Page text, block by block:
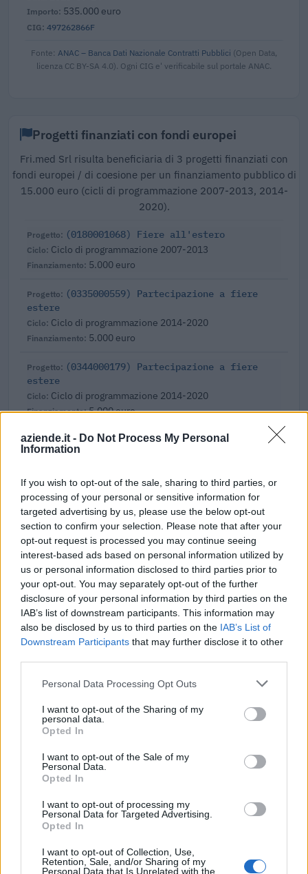
aziende.it - Do Not Process My Personal
Information
If you wish to opt-out of the sale, sharing to third parties, or
processing of your personal or sensitive information for
targeted advertising by us, please use the below opt-out
section to confirm your selection. Please note that after your
opt-out request is processed you may continue seeing
interest-based ads based on personal information utilized by
us or personal information disclosed to third parties prior to
your opt-out. You may separately opt-out of the further
disclosure of your personal information by third parties on the
IAB’s list of downstream participants. This information may
also be disclosed by us to third parties on the IAB’s List of
Downstream Participants that may further disclose it to other
Personal Data Processing Opt Outs
I want to opt-out of the Sharing of my
personal data.
Opted In
I want to opt-out of the Sale of my
Personal Data.
Opted In
I want to opt-out of processing my
Personal Data for Targeted Advertising.
Opted In
I want to opt-out of Collection, Use,
Retention, Sale, and/or Sharing of my
Personal Data that Is Unrelated with the
497262866F
535.000 euro
Fonte: ANAC – Banca Dati Nazionale Contratti Pubblici (Open Data,
licenza CC BY-SA 4.0). Ogni CIG e' verificabile sul portale ANAC.
Progetti finanziati con fondi europei
Fri.med Srl risulta beneficiaria di 3 progetti finanziati con
fondi europei / di coesione per un finanziamento pubblico di
15.000 euro (cicli di programmazione 2007-2013, 2014-
2020).
(0180001068) Fiere all'estero
Ciclo di programmazione 2007-2013
5.000 euro
(0335000559) Partecipazione a fiere
estere
Ciclo di programmazione 2014-2020
5.000 euro
(0344000179) Partecipazione a fiere
estere
Ciclo di programmazione 2014-2020
5.000 euro
Fonte:OpenCoesione(Open Data, licenza CC BY 4.0). Ogni progetto e'
verificabile sul portale OpenCoesione. Dati aggiornati al 2026-08-09.
Aiuti di Stato e contributi pubblici
Fri.med Srl risulta beneficiaria di 19 aiuti o contributi
pubblici per un totale di almeno 699.318 euro (2020–2026).
2026-04-13
Bando per l’erogazione di contributi rivolti ai datori
di lavoro
Agenzia Piemonte Lavoro
3.000 euro
Esonero dal versamento dei contributi previdenziali
per l'assunzione di giovani lavoratori ( art. 1 comma 10-15
L. 178/
inps
2025-12-04
di lavoro
Agenzia Piemonte Lavoro
2025-10-27